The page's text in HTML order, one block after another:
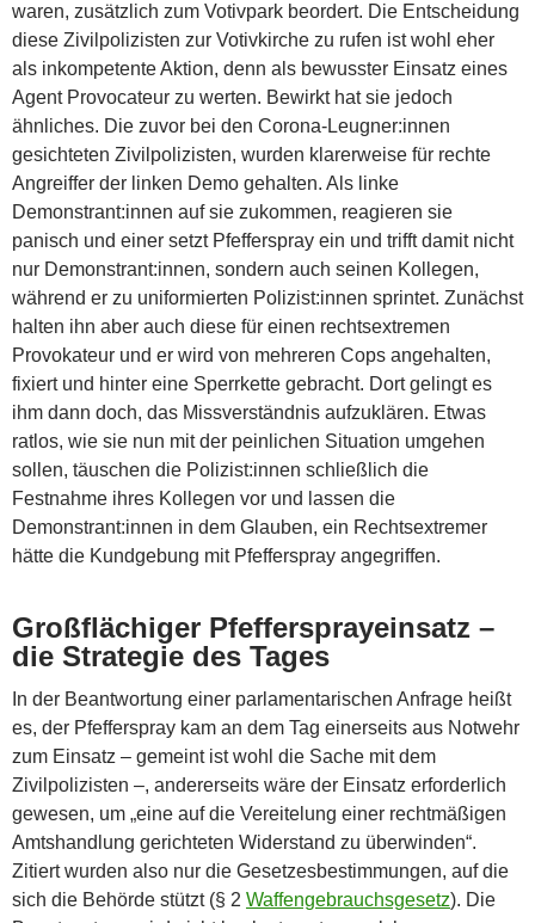
waren, zusätzlich zum Votivpark beordert. Die Entscheidung
diese Zivilpolizisten zur Votivkirche zu rufen ist wohl eher
als inkompetente Aktion, denn als bewusster Einsatz eines
Agent Provocateur zu werten. Bewirkt hat sie jedoch
ähnliches. Die zuvor bei den Corona-Leugner:innen
gesichteten Zivilpolizisten, wurden klarerweise für rechte
Angreiffer der linken Demo gehalten. Als linke
Demonstrant:innen auf sie zukommen, reagieren sie
panisch und einer setzt Pfefferspray ein und trifft damit nicht
nur Demonstrant:innen, sondern auch seinen Kollegen,
während er zu uniformierten Polizist:innen sprintet. Zunächst
halten ihn aber auch diese für einen rechtsextremen
Provokateur und er wird von mehreren Cops angehalten,
fixiert und hinter eine Sperrkette gebracht. Dort gelingt es
ihm dann doch, das Missverständnis aufzuklären. Etwas
ratlos, wie sie nun mit der peinlichen Situation umgehen
sollen, täuschen die Polizist:innen schließlich die
Festnahme ihres Kollegen vor und lassen die
Demonstrant:innen in dem Glauben, ein Rechtsextremer
hätte die Kundgebung mit Pfefferspray angegriffen.
Großflächiger Pfeffersprayeinsatz –
die Strategie des Tages
In der Beantwortung einer parlamentarischen Anfrage heißt
es, der Pfefferspray kam an dem Tag einerseits aus Notwehr
zum Einsatz – gemeint ist wohl die Sache mit dem
Zivilpolizisten –, andererseits wäre der Einsatz erforderlich
gewesen, um „eine auf die Vereitelung einer rechtmäßigen
Amtshandlung gerichteten Widerstand zu überwinden“.
Zitiert wurden also nur die Gesetzesbestimmungen, auf die
sich die Behörde stützt (§ 2 Waffengebrauchsgesetz). Die